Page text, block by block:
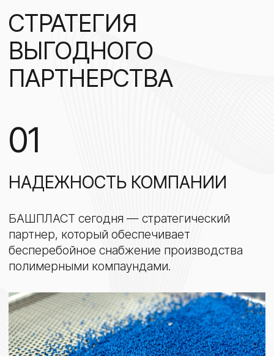
БАШПЛАСТ
сегодня — стратегический
партнер, который обеспечивает
01
НАДЕЖНОСТЬ КОМПАНИИ
180 000 т
ПВХ компаундов в
год
25 000 т 4 000 т